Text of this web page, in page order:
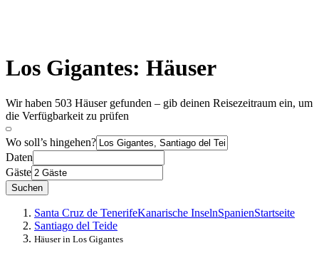
Los Gigantes: Häuser
Wir haben 503 Häuser gefunden – gib deinen Reisezeitraum ein, um
die Verfügbarkeit zu prüfen
Wo soll’s hingehen?
Daten
Gäste
Suchen
Santa Cruz de TenerifeKanarische InselnSpanienStartseite
Santiago del Teide
Häuser in Los Gigantes